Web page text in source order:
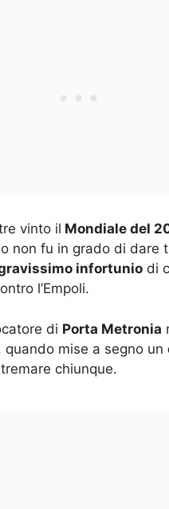
vinto il Mondiale del
non fu in grado di dare
infortunio di
l’Empoli.
di Porta Metronia
quando mise a segno un
chiunque.